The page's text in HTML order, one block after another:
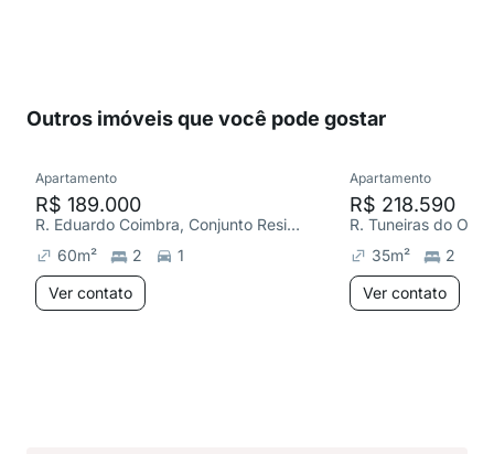
Outros imóveis que você pode gostar
Apartamento
R$ 189.000
R. Eduardo Coimbra, Conjunto Residencial Elisio Teixeira Leite
60m² 2
1
Ver contato
Apartamento
R$ 218.590
R. Tuneiras do
35m²
2
Ver contato